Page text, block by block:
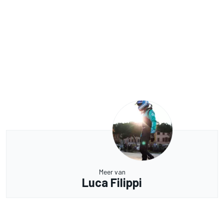
Meer van
Luca Filippi